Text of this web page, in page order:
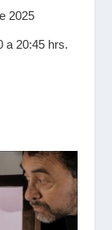
2025
a 20:45 hrs.